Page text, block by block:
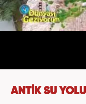
ANTİK SU